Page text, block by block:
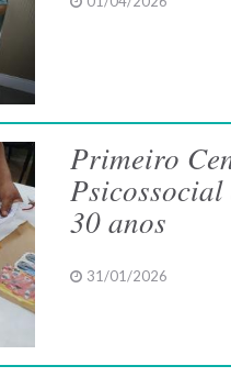
Primeiro
30 anos
31/01/2026